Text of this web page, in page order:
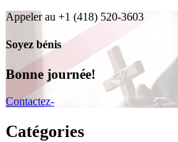
Appeler au +1 (418) 520-3603
Soyez bénis
Bonne journée!
Contactez-
Catégories